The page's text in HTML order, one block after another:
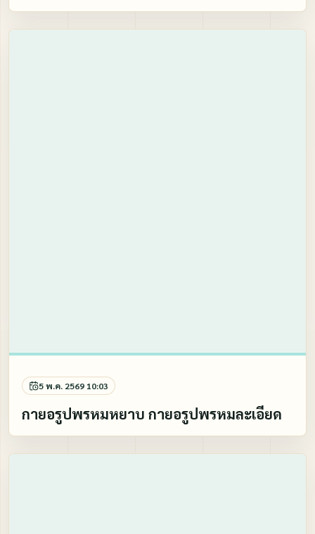
5 พ.ค. 2569 10:03
กายอรูปพรหมหยาบ กายอรูปพรหมละเอียด